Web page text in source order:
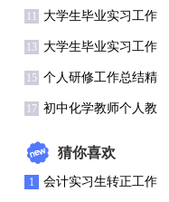
工作总结(9篇)
11 大学生毕业实习工作
总结精选15篇
13 大学生毕业实习工作
总结13篇
15 个人研修工作总结精
选15篇
17 初中化学教师个人教
猜你喜欢
1 会计实习生转正工作